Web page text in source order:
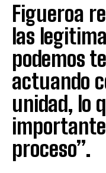
Figueroa
las
podemos
actuando
unidad, lo
proceso”.